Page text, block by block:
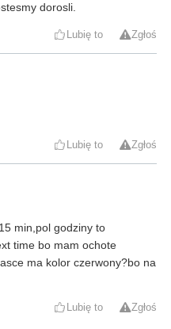
dorosli.
Lubię to Zgłoś
Lubię to Zgłoś
min,pol godziny to
time bo mam ochote
ma kolor czerwony?bo na
Lubię to Zgłoś